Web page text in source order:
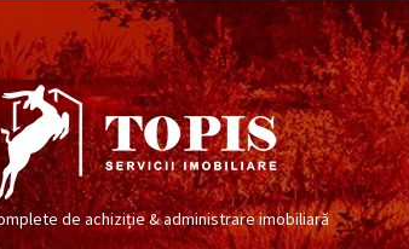
de achiziție & administrare imobiliară